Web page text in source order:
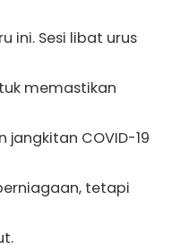
ini. Sesi libat urus
memastikan
COVID-19
tetapi